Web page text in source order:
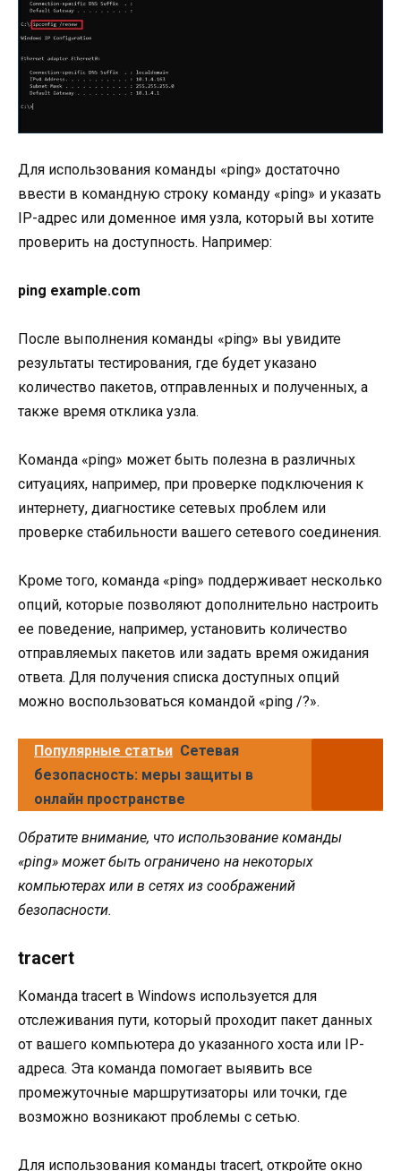
Для использования команды «ping» достаточно
ввести в командную строку команду «ping» и указать
IP-адрес или доменное имя узла, который вы хотите
проверить на доступность. Например:
ping example.com
После выполнения команды «ping» вы увидите
результаты тестирования, где будет указано
количество пакетов, отправленных и полученных, а
также время отклика узла.
Команда «ping» может быть полезна в различных
ситуациях, например, при проверке подключения к
интернету, диагностике сетевых проблем или
проверке стабильности вашего сетевого соединения.
Кроме того, команда «ping» поддерживает несколько
опций, которые позволяют дополнительно настроить
ее поведение, например, установить количество
отправляемых пакетов или задать время ожидания
ответа. Для получения списка доступных опций
можно воспользоваться командой «ping /?».
Популярные статьи Сетевая
безопасность: меры защиты в
онлайн пространстве
Обратите внимание, что использование команды
«ping» может быть ограничено на некоторых
компьютерах или в сетях из соображений
безопасности.
tracert
Команда tracert в Windows используется для
отслеживания пути, который проходит пакет данных
от вашего компьютера до указанного хоста или IP-
адреса. Эта команда помогает выявить все
промежуточные маршрутизаторы или точки, где
возможно возникают проблемы с сетью.
Для использования команды tracert, откройте окно